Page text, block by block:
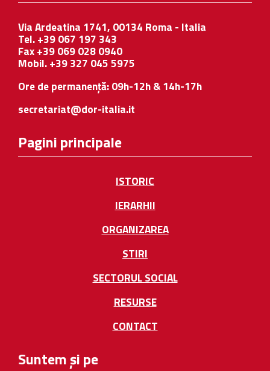
Via Ardeatina 1741, 00134 Roma - Italia
Tel. +39 067 197 343
Fax +39 069 028 0940
Mobil. +39 327 045 5975
Ore de permanență: 09h-12h & 14h-17h
secretariat@dor-italia.it
Pagini principale
ISTORIC
IERARHII
ORGANIZAREA
STIRI
SECTORUL SOCIAL
RESURSE
CONTACT
Suntem și pe